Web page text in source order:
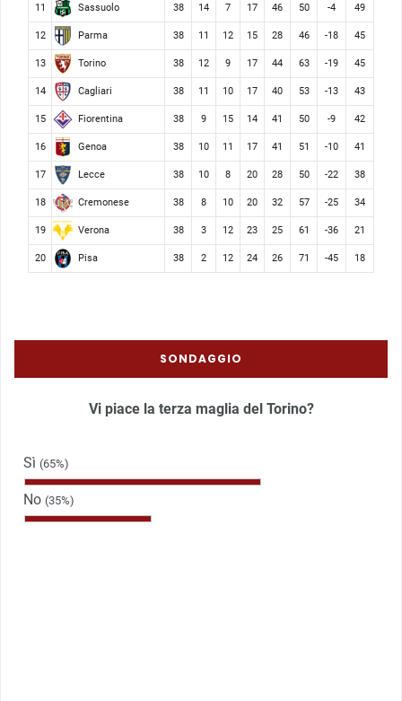
11 Sassuolo 38 14 7 17 46 50 -4 49
12 Parma 38 11 12 15 28 46 -18 45
13 Torino 38 12 9 17 44 63 -19 45
14 Cagliari 38 11 10 17 40 53 -13 43
15 Fiorentina 38 9 15 14 41 50 -9 42
16 Genoa 38 10 11 17 41 51 -10 41
17 Lecce 38 10 8 20 28 50 -22 38
18 Cremonese 38 8 10 20 32 57 -25 34
19 Verona 38 3 12 23 25 61 -36 21
20 Pisa 38 2 12 24 26 71 -45 18
SONDAGGIO
Vi piace la terza maglia del Torino?
Sì (65%)
No (35%)